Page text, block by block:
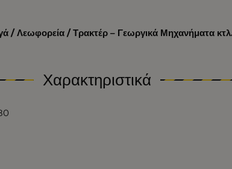
/ Λεωφορεία / Τρακτέρ – Γεωργικά Μηχανήματα
Χαρακτηριστικά